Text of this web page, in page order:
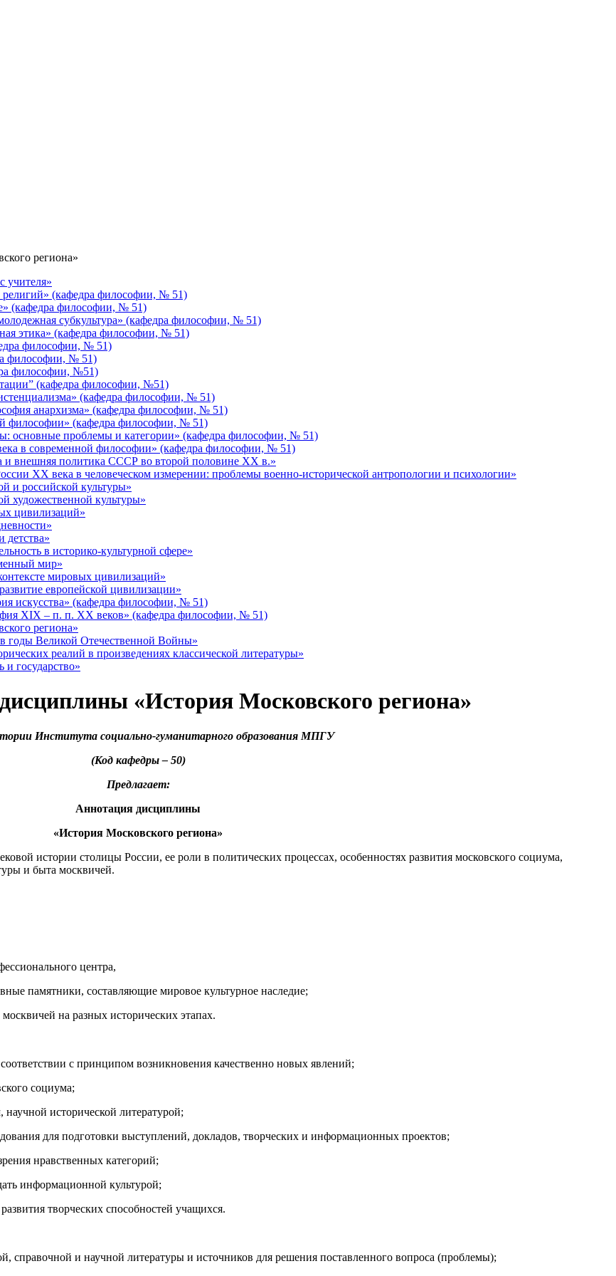
региона»
учителя»
(кафедра философии, № 51)
(кафедра философии, № 51)
субкультура» (кафедра философии, № 51)
этика» (кафедра философии, № 51)
философии, № 51)
философии, № 51)
философии, №51)
(кафедра философии, №51)
(кафедра философии, № 51)
анархизма» (кафедра философии, № 51)
философии» (кафедра философии, № 51)
основные проблемы и категории» (кафедра философии, № 51)
в современной философии» (кафедра философии, № 51)
внешняя политика СССР во второй половине ХХ в.»
ХХ века в человеческом измерении: проблемы военно-исторической антропологии и психологии»
и российской культуры»
художественной культуры»
цивилизаций»
в историко-культурной сфере»
мир»
мировых цивилизаций»
европейской цивилизации»
искусства» (кафедра философии, № 51)
XIX – п. п. XX веков» (кафедра философии, № 51)
региона»
годы Великой Отечественной Войны»
реалий в произведениях классической литературы»
государство»
«История Московского региона»
Института социально-гуманитарного образования МПГУ
(Код кафедры – 50)
Предлагает:
Аннотация дисциплины
«История Московского региона»
истории столицы России, ее роли в политических процессах, особенностях развития московского социума,
и быта москвичей.
центра,
памятники, составляющие мировое культурное наследие;
на разных исторических этапах.
с принципом возникновения качественно новых явлений;
социума;
исторической литературой;
для подготовки выступлений, докладов, творческих и информационных проектов;
нравственных категорий;
информационной культурой;
творческих способностей учащихся.
справочной и научной литературы и источников для решения поставленного вопроса (проблемы);